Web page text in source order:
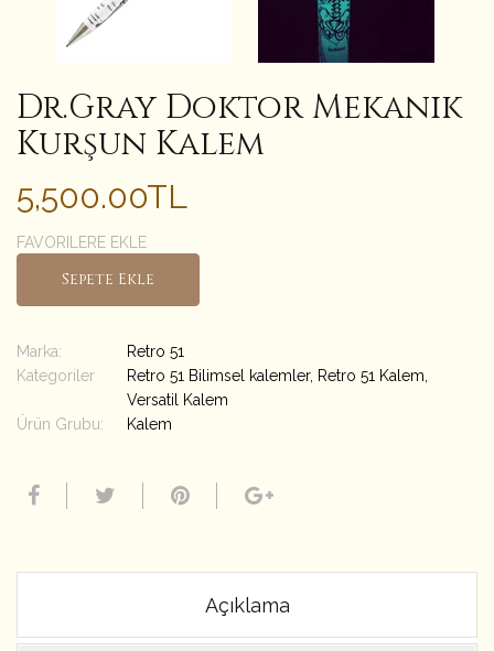
Dr.Gray Doktor Mekanik
Kurşun Kalem
5,500.00TL
FAVORILERE EKLE
Sepete Ekle
Marka:
Retro 51
Kategoriler
Retro 51 Bilimsel kalemler, Retro 51 Kalem
Versatil Kalem
Ürün Grubu:
Kalem
Açıklama